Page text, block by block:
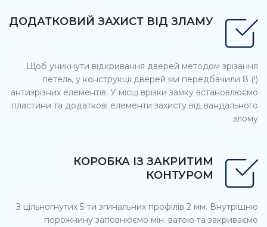
ДОДАТКОВИЙ ЗАХИСТ ВІД ЗЛАМУ
Щоб уникнути відкривання дверей методом зрізання
петель, у конструкції дверей ми передбачили 8 (!)
антизрізних елементів. У місці врізки замку встановлюємо
пластини та додаткові елементи захисту від вандального
злому
КОРОБКА ІЗ ЗАКРИТИМ
КОНТУРОМ
З цільногнутих 5-ти згинальних профілів 2 мм. Внутрішню
порожнину заповнюємо мін. ватою та закриваємо